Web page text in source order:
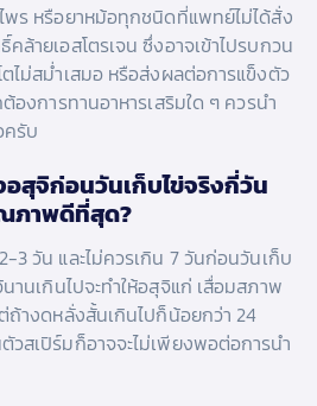
พร หรือยาหม้อทุกชนิดที่แพทย์ไม่ได้สั่ง
ล้ายเอสโตรเจน ซึ่งอาจเข้าไปรบกวน
ตไม่สม่ำเสมอ หรือส่งผลต่อการแข็งตัว
องการทานอาหารเสริมใด ๆ ควรนำ
รับ
สุจิก่อนวันเก็บไข่จริงกี่วัน
ภาพดีที่สุด?
วัน และไม่ควรเกิน 7 วันก่อนวันเก็บ
านเกินไปจะทำให้อสุจิแก่ เสื่อมสภาพ
ถ้างดหลั่งสั้นเกินไปก็น้อยกว่า 24
วสเปิร์มก็อาจจะไม่เพียงพอต่อการนำ